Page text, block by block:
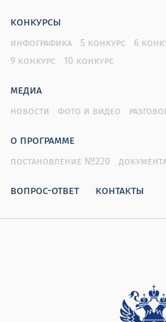
конкурсы
инфографика 5 конкурс 6
9 конкурс
10 конкурс
медиа
новости фото и видео
о программе
постановление №220
вопрос-ответ контакты